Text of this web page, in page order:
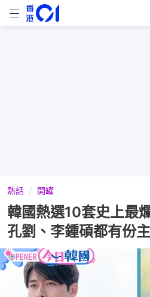
熱話 開罐
韓國熱選10套史上最
孔劉、李鍾碩都有份